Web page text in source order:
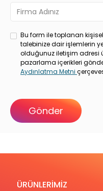
Bu form ile toplanan
talebinize dair işlemlerin
olduğunuz iletişim adresi
pazarlama içerikleri
Aydınlatma Metni
ÜRÜNLERİMİZ